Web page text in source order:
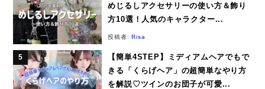
めじるしアクセサリーの使い方＆飾り
方10選！人気のキャラクター...
投稿者:Risa
【簡単4STEP】ミディアムヘアでもで
きる「くらげヘア」の超簡単なやり方
を解説♡ツインのお団子が可愛...